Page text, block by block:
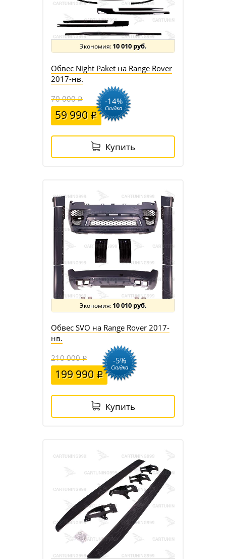
10 010 руб.
Обвес Night Paket на Range Rover
2017-нв.
70 000
59 990
-14%
Скидка
Купить
10 010 руб.
Обвес SVO на Range Rover 2017-
нв.
210 000
199 990
-5%
Скидка
Купить